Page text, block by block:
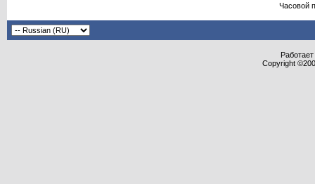
Часовой
Copyright